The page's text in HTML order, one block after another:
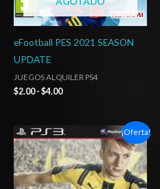
eFootball PES 2021 SEASON
UPDATE
JUEGOS ALQUILER PS4
$2.00 - $4.00
¡Oferta!
El
precio
original
era:
$7.03.
El
precio
actual
es:
$3.03.